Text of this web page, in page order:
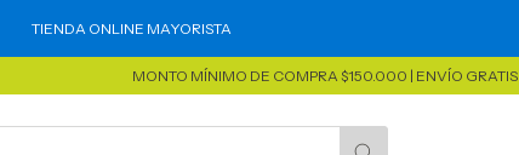
TIENDA ONLINE MAYORISTA
MONTO MÍNIMO DE COMPRA $150.000 | ENVÍO GRATIS A